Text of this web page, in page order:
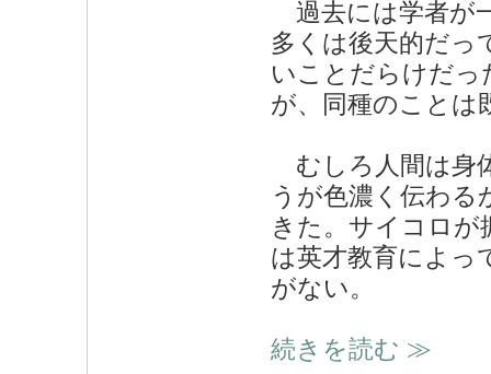
過去には学者が
多くは後天的だっ
いことだらけだっ
が、同種のことは
むしろ人間は身
うが色濃く伝わる
きた。サイコロが
は英才教育によっ
がない。
続きを読む ≫